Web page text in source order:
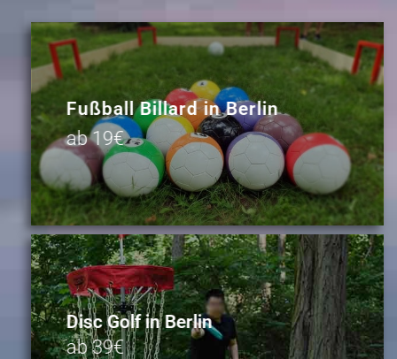
Fußball Billard in Berlin
ab 19€
Disc Golf in Berlin
ab 39€